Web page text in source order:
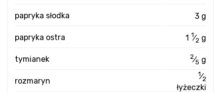
papryka słodka 3 g
papryka ostra 1 1⁄2 g
tymianek 2⁄5 g
rozmaryn
1⁄2
łyżeczki